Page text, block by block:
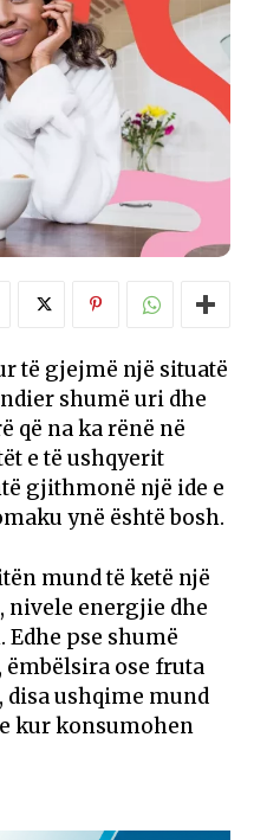
të gjejmë një situatë
shumë uri dhe
që na ka rënë në
e të ushqyerit
gjithmonë një ide e
ynë është bosh.
mund të ketë një
nivele energjie dhe
pse shumë
ose fruta
ushqime mund
kur konsumohen